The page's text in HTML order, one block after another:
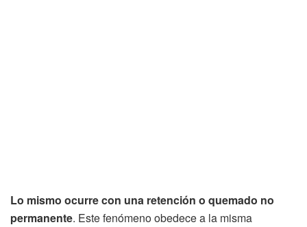
Lo mismo ocurre con una retención o quemado no
permanente. Este fenómeno obedece a la misma